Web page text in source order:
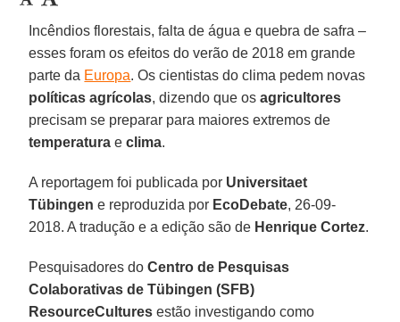
Incêndios florestais, falta de água e quebra de safra –
esses foram os efeitos do verão de 2018 em grande
parte da Europa. Os cientistas do clima pedem novas
políticas agrícolas, dizendo que osagricultores
precisam se preparar para maiores extremos de
temperatura eclima.
A reportagem foi publicada por Universitaet
Tübingen e reproduzida por EcoDebate, 26-09-
2018. A tradução e a edição são de Henrique Cortez.
Pesquisadores doCentro de Pesquisas
Colaborativas de Tübingen (SFB)
ResourceCultures estão investigando como